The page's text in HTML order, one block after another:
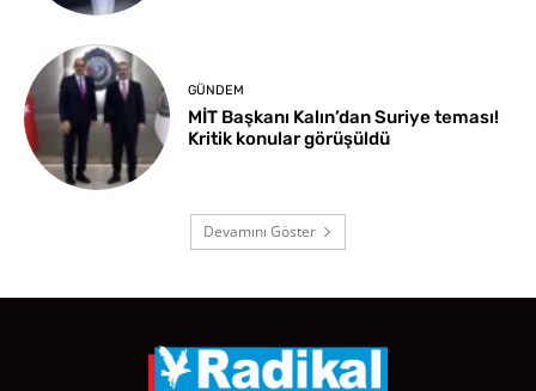
GÜNDEM
MİT Başkanı Kalın’dan Suriye teması!
Kritik konular görüşüldü
Devamını Göster